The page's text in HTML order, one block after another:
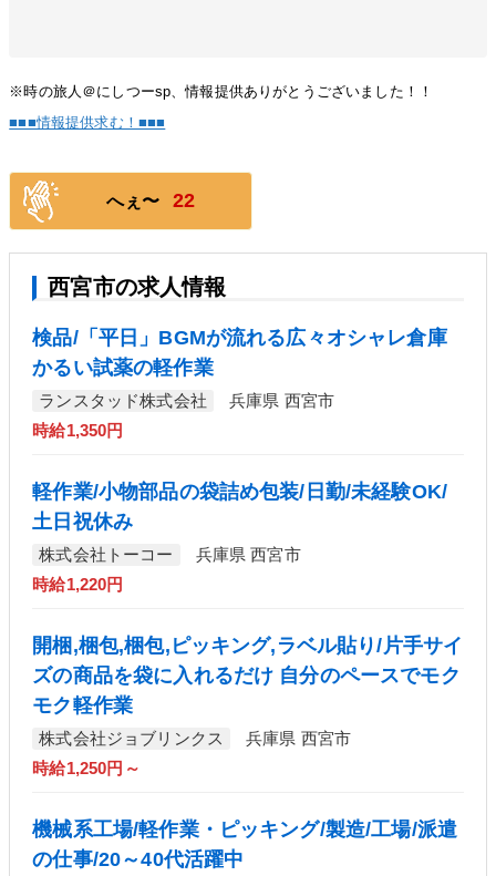
※時の旅人＠にしつーsp、情報提供ありがとうございました！！
■■■情報提供求む！■■■
へぇ〜 22
西宮市の求人情報
検品/「平日」BGMが流れる広々オシャレ倉庫
かるい試薬の軽作業
ランスタッド株式会社
兵庫県 西宮市
時給1,350円
軽作業/小物部品の袋詰め包装/日勤/未経験OK/
土日祝休み
株式会社トーコー
兵庫県 西宮市
時給1,220円
開梱,梱包,梱包,ピッキング,ラベル貼り/片手サイ
ズの商品を袋に入れるだけ 自分のペースでモク
モク軽作業
株式会社ジョブリンクス
兵庫県 西宮市
時給1,250円～
機械系工場/軽作業・ピッキング/製造/工場/派遣
の仕事/20～40代活躍中